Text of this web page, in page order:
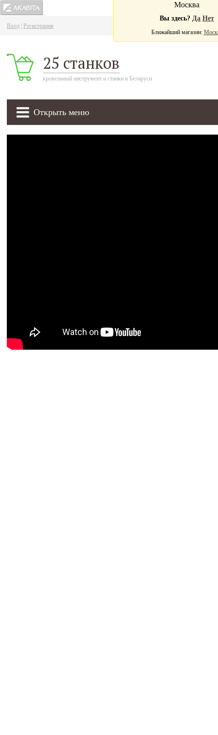
Вход Регистрация
25 станков
кровельный инструмент и станки в Беларуси
Открыть меню
Москва
Вы здесь? Да Нет
Ближайший магазин: